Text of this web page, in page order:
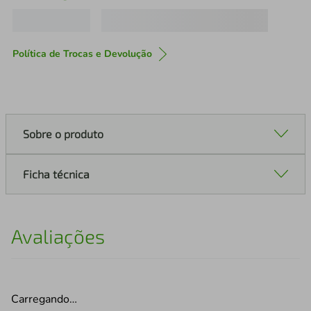
Política de Trocas e Devolução
Sobre o produto
Ficha técnica
Avaliações
Carregando…